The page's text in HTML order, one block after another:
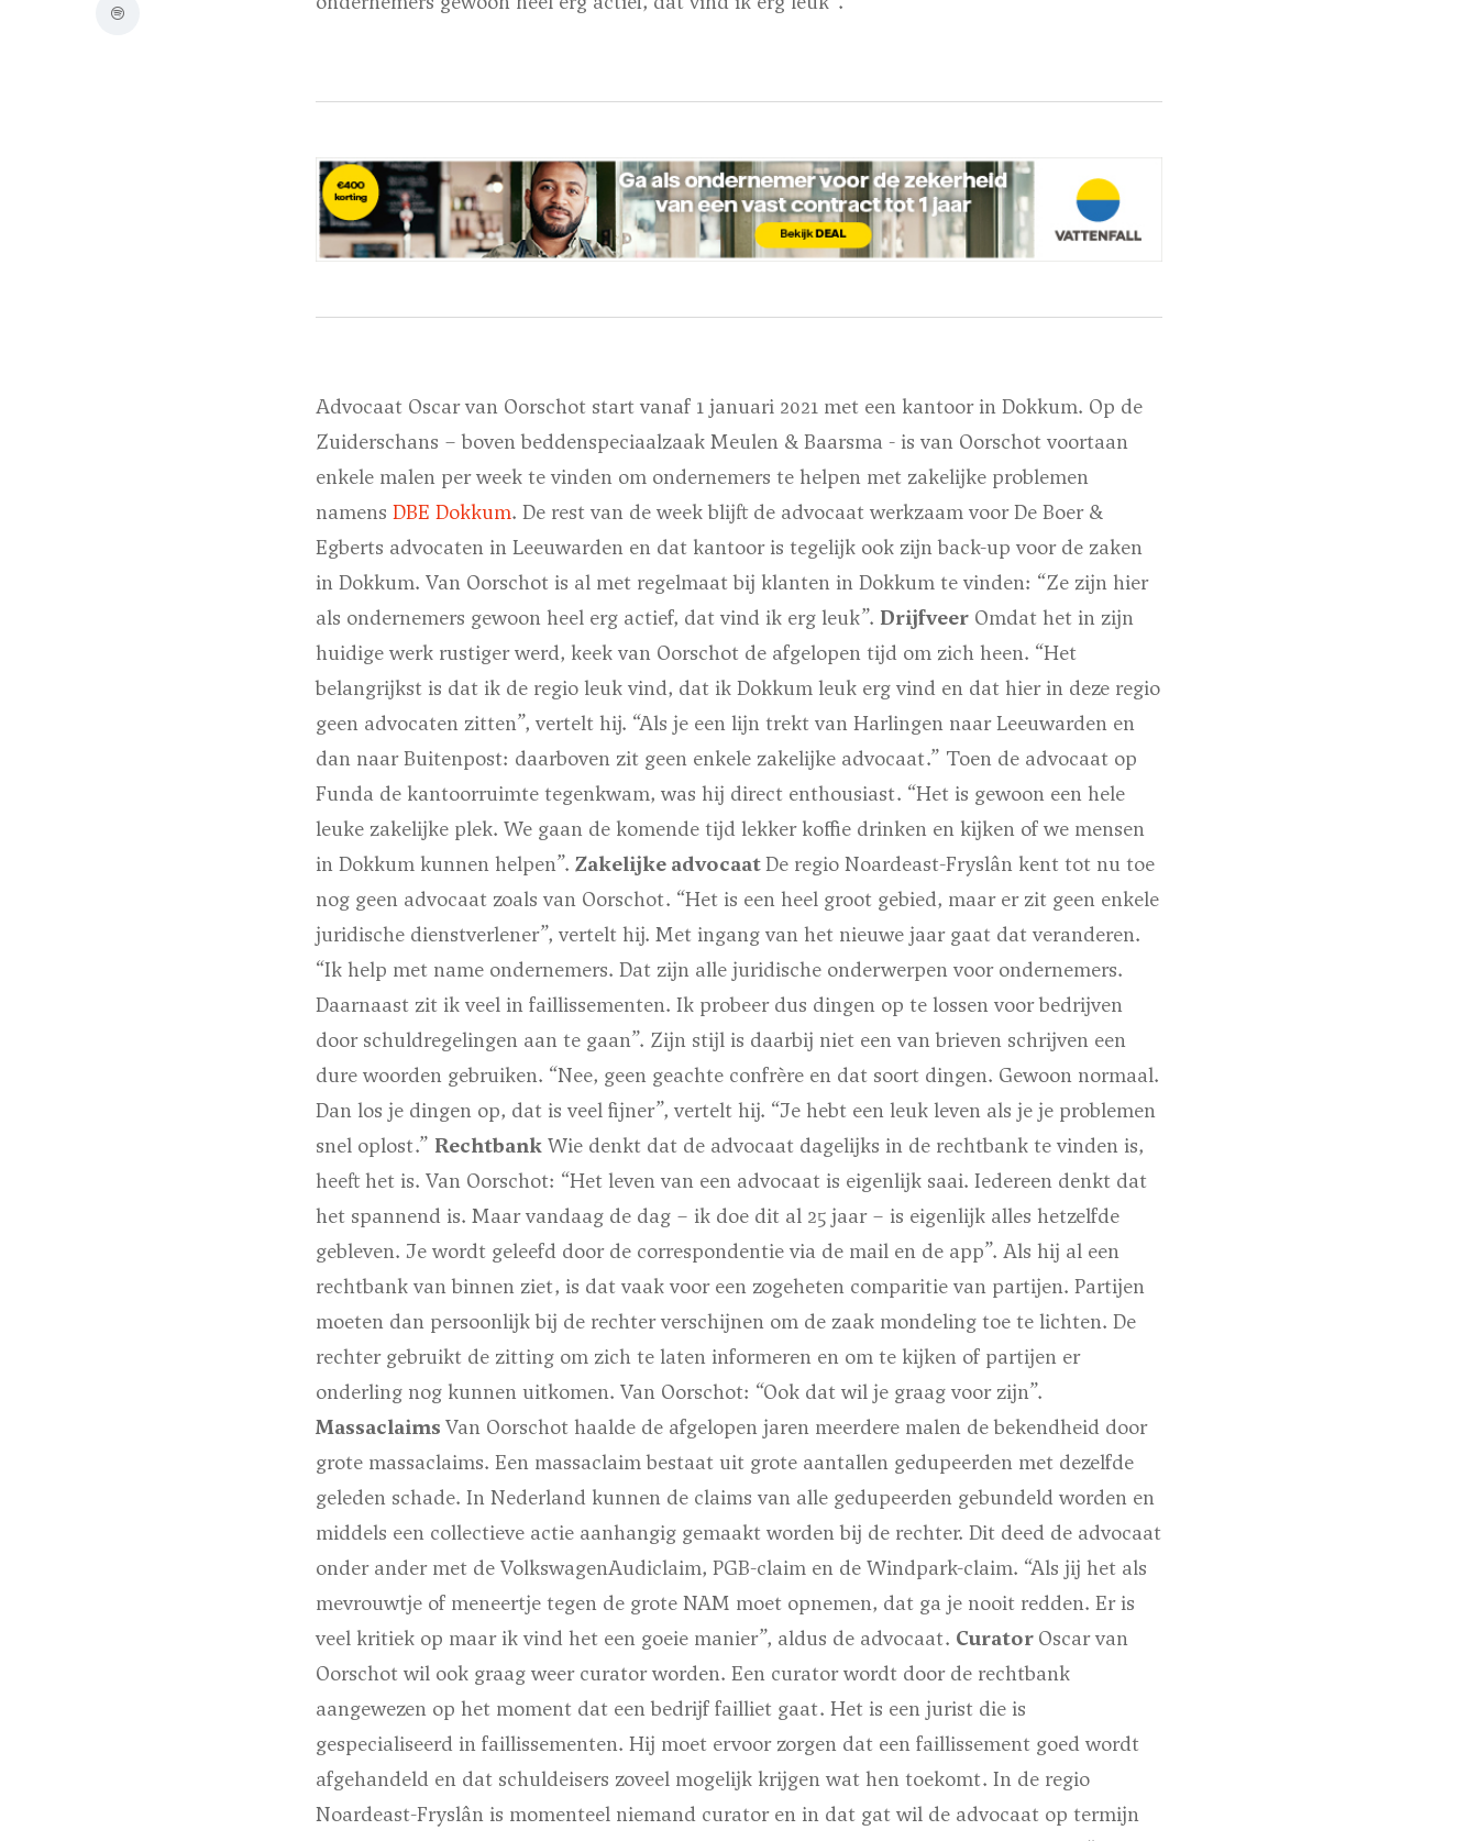
Advocaat Oscar van Oorschot start vanaf 1 januari 2021 met een kantoor in Dokkum. Op de
Zuiderschans – boven beddenspeciaalzaak Meulen & Baarsma - is van Oorschot voortaan
enkele malen per week te vinden om ondernemers te helpen met zakelijke problemen
namens DBE Dokkum. De rest van de week blijft de advocaat werkzaam voor De Boer &
Egberts advocaten in Leeuwarden en dat kantoor is tegelijk ook zijn back-up voor de zaken
in Dokkum. Van Oorschot is al met regelmaat bij klanten in Dokkum te vinden: “Ze zijn hier
als ondernemers gewoon heel erg actief, dat vind ik erg leuk”. Drijfveer Omdat het in zijn
huidige werk rustiger werd, keek van Oorschot de afgelopen tijd om zich heen. “Het
belangrijkst is dat ik de regio leuk vind, dat ik Dokkum leuk erg vind en dat hier in deze regio
geen advocaten zitten”, vertelt hij. “Als je een lijn trekt van Harlingen naar Leeuwarden en
dan naar Buitenpost: daarboven zit geen enkele zakelijke advocaat.” Toen de advocaat op
Funda de kantoorruimte tegenkwam, was hij direct enthousiast. “Het is gewoon een hele
leuke zakelijke plek. We gaan de komende tijd lekker koffie drinken en kijken of we mensen
in Dokkum kunnen helpen”. Zakelijke advocaatDe regio Noardeast-Fryslân kent tot nu toe
nog geen advocaat zoals van Oorschot. “Het is een heel groot gebied, maar er zit geen enkele
juridische dienstverlener”, vertelt hij. Met ingang van het nieuwe jaar gaat dat veranderen.
“Ik help met name ondernemers. Dat zijn alle juridische onderwerpen voor ondernemers.
Daarnaast zit ik veel in faillissementen. Ik probeer dus dingen op te lossen voor bedrijven
door schuldregelingen aan te gaan”. Zijn stijl is daarbij niet een van brieven schrijven een
dure woorden gebruiken. “Nee, geen geachte confrère en dat soort dingen. Gewoon normaal.
Dan los je dingen op, dat is veel fijner”, vertelt hij. “Je hebt een leuk leven als je je problemen
snel oplost.” Rechtbank Wie denkt dat de advocaat dagelijks in de rechtbank te vinden is,
heeft het is. Van Oorschot: “Het leven van een advocaat is eigenlijk saai. Iedereen denkt dat
het spannend is. Maar vandaag de dag – ik doe dit al 25 jaar – is eigenlijk alles hetzelfde
gebleven. Je wordt geleefd door de correspondentie via de mail en de app”. Als hij al een
rechtbank van binnen ziet, is dat vaak voor een zogeheten comparitie van partijen. Partijen
moeten dan persoonlijk bij de rechter verschijnen om de zaak mondeling toe te lichten. De
rechter gebruikt de zitting om zich te laten informeren en om te kijken of partijen er
onderling nog kunnen uitkomen. Van Oorschot: “Ook dat wil je graag voor zijn”.
Massaclaims Van Oorschot haalde de afgelopen jaren meerdere malen de bekendheid door
grote massaclaims. Een massaclaim bestaat uit grote aantallen gedupeerden met dezelfde
geleden schade. In Nederland kunnen de claims van alle gedupeerden gebundeld worden en
middels een collectieve actie aanhangig gemaakt worden bij de rechter. Dit deed de advocaat
onder ander met de VolkswagenAudiclaim, PGB-claim en de Windpark-claim. “Als jij het als
mevrouwtje of meneertje tegen de grote NAM moet opnemen, dat ga je nooit redden. Er is
veel kritiek op maar ik vind het een goeie manier”, aldus de advocaat. Curator Oscar van
Oorschot wil ook graag weer curator worden. Een curator wordt door de rechtbank
aangewezen op het moment dat een bedrijf failliet gaat. Het is een jurist die is
gespecialiseerd in faillissementen. Hij moet ervoor zorgen dat een faillissement goed wordt
afgehandeld en dat schuldeisers zoveel mogelijk krijgen wat hen toekomt. In de regio
Noardeast-Fryslân is momenteel niemand curator en in dat gat wil de advocaat op termijn